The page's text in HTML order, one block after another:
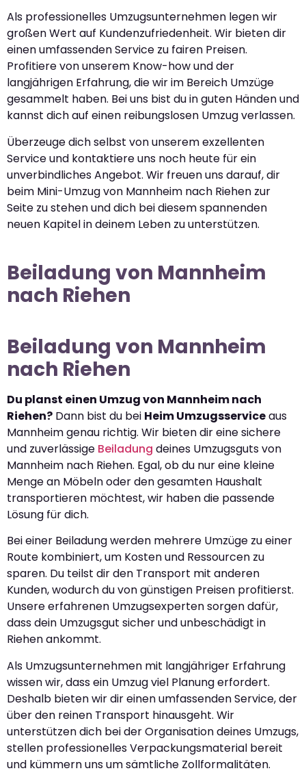
Als professionelles Umzugsunternehmen legen wir
großen Wert auf Kundenzufriedenheit. Wir bieten dir
einen umfassenden Service zu fairen Preisen.
Profitiere von unserem Know-how und der
langjährigen Erfahrung, die wir im Bereich Umzüge
gesammelt haben. Bei uns bist du in guten Händen und
kannst dich auf einen reibungslosen Umzug verlassen.
Überzeuge dich selbst von unserem exzellenten
Service und kontaktiere uns noch heute für ein
unverbindliches Angebot. Wir freuen uns darauf, dir
beim Mini-Umzug von Mannheim nach Riehen zur
Seite zu stehen und dich bei diesem spannenden
neuen Kapitel in deinem Leben zu unterstützen.
Beiladung von Mannheim
nach Riehen
Beiladung von Mannheim
nach Riehen
Du planst einen Umzug von Mannheim nach
Riehen? Dann bist du bei Heim Umzugsserviceaus
Mannheim genau richtig. Wir bieten dir eine sichere
und zuverlässige Beiladung deines Umzugsguts von
Mannheim nach Riehen. Egal, ob du nur eine kleine
Menge an Möbeln oder den gesamten Haushalt
transportieren möchtest, wir haben die passende
Lösung für dich.
Bei einer Beiladung werden mehrere Umzüge zu einer
Route kombiniert, um Kosten und Ressourcen zu
sparen. Du teilst dir den Transport mit anderen
Kunden, wodurch du von günstigen Preisen profitierst.
Unsere erfahrenen Umzugsexperten sorgen dafür,
dass dein Umzugsgut sicher und unbeschädigt in
Riehen ankommt.
Als Umzugsunternehmen mit langjähriger Erfahrung
wissen wir, dass ein Umzug viel Planung erfordert.
Deshalb bieten wir dir einen umfassenden Service, der
über den reinen Transport hinausgeht. Wir
unterstützen dich bei der Organisation deines Umzugs,
stellen professionelles Verpackungsmaterial bereit
und kümmern uns um sämtliche Zollformalitäten.